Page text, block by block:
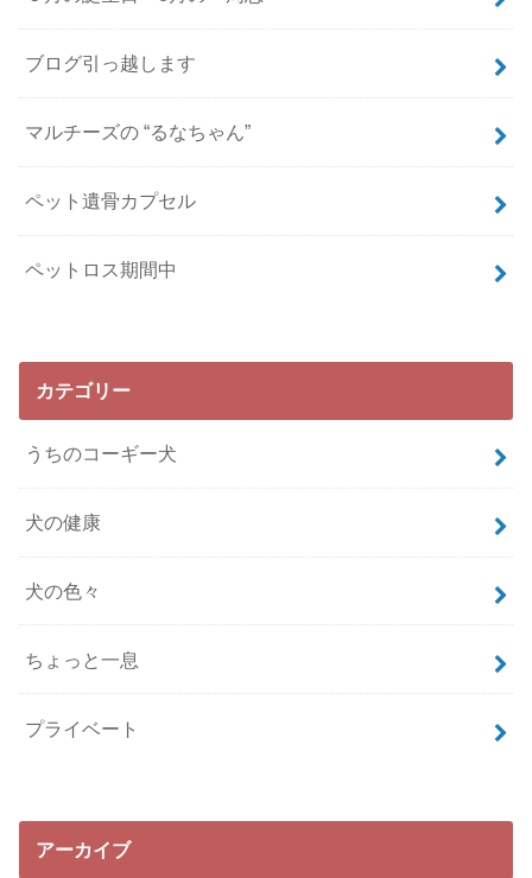
ブログ引っ越します
マルチーズの “るなちゃん”
ペット遺骨カプセル
ペットロス期間中
カテゴリー
うちのコーギー犬
犬の健康
犬の色々
ちょっと一息
プライベート
アーカイブ